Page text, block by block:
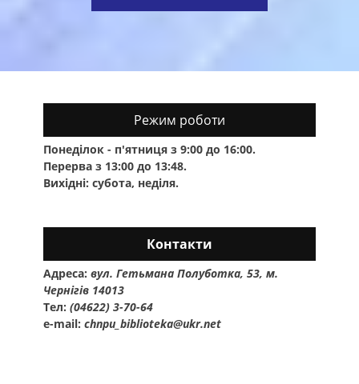
Режим роботи
Понеділок - п'ятниця з 9:00 до 16:00.
Перерва з 13:00 до 13:48.
Вихідні: субота, неділя.
Контакти
Адреса: вул. Гетьмана Полуботка, 53, м.
Чернігів 14013
Тел: (04622) 3-70-64
e-mail: chnpu_biblioteka@ukr.net